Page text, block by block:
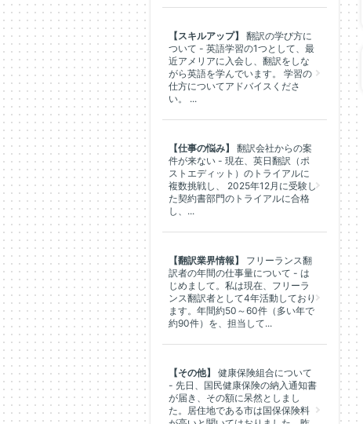
【スキルアップ】
翻訳の学び方に
ついて - 英語学習の1つとして、最
近アメリアに入会し、翻訳をしな
がら英語を学んでいます。 学習の
仕方についてアドバイスくださ
い。 ...
【仕事の悩み】
翻訳会社からの案
件が来ない - 現在、英日翻訳（ポ
ストエディット）のトライアルに
複数挑戦し、 2025年12月に受験し
た契約書部門のトライアルに合格
し、...
【翻訳業界情報】
フリーランス翻
訳者の年間の仕事量について - は
じめまして。私は現在、フリーラ
ンス翻訳者として4年活動しており
ます。年間約50～60件（多い年で
約90件）を、担当して...
【その他】
健康保険組合について
- 先日、国民健康保険の納入通知書
が届き、その額に呆然としまし
た。居住地である市は国保保険料